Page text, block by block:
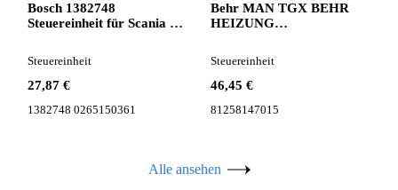
Bosch 1382748
Steuereinheit für Scania 4
27,87 €
Steuereinheit
1382748 0265150361
Behr MAN TGX BEHR
HEIZUNG
81258147015 Steuereinheit
für MAN TGX
Sattelzugmaschine
46,45 €
Steuereinheit
81258147015
Alle ansehen